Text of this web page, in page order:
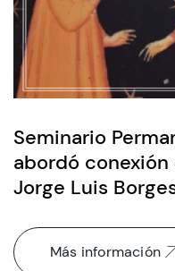
Admisión
Dirección de Desarrollo
Becas y Beneficios
Estudiantes
Académicos
Seminario
abordó
Jorge Luis
Más información